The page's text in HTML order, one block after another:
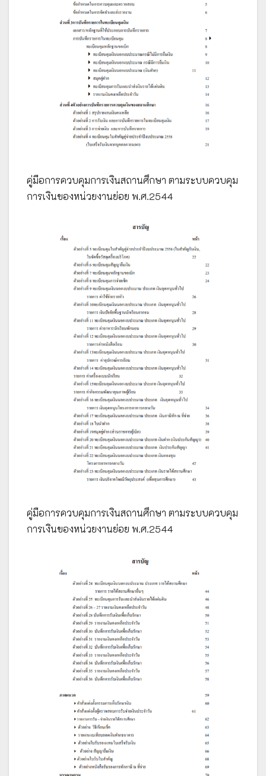
คู่มือการควบคุมการเงินสถานศึกษา ตามระบบควบคุม
การเงินของหน่วยงานย่อย พ.ศ.2544
คู่มือการควบคุมการเงินสถานศึกษา ตามระบบควบคุม
การเงินของหน่วยงานย่อย พ.ศ.2544